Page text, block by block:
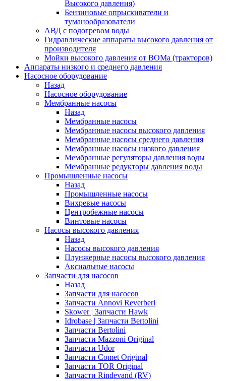
Высокого давления)
Бензиновые опрыскиватели и
туманообразователи
АВД с подогревом воды
Гидравлические аппараты высокого давления от
производителя
Мойки высокого давления от ВОМа (тракторов)
Аппараты низкого и среднего давления
Насосное оборудование
Назад
Насосное оборудование
Мембранные насосы
Назад
Мембранные насосы
Мембранные насосы высокого давления
Мембранные насосы среднего давления
Мембранные насосы низкого давления
Мембранные регуляторы давления воды
Мембранные редукторы давления воды
Промышленные насосы
Назад
Промышленные насосы
Вихревые насосы
Центробежные насосы
Винтовые насосы
Насосы высокого давления
Назад
Насосы высокого давления
Плунжерные насосы высокого давления
Аксиальные насосы
Запчасти для насосов
Назад
Запчасти для насосов
Запчасти Annovi Reverberi
Skower | Запчасти Hawk
Idrobase | Запчасти Bertolini
Запчасти Bertolini
Запчасти Mazzoni Original
Запчасти Udor
Запчасти Comet Original
Запчасти TOR Original
Запчасти Rindevand (RV)